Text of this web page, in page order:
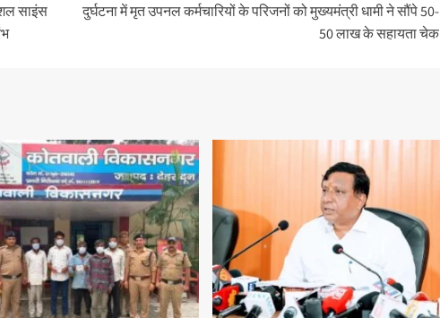
साइंस
दुर्घटना में मृत उपनल कर्मचारियों के परिजनों को मुख्यमंत्री धामी ने सौंपे 50-
50 लाख के सहायता चेक